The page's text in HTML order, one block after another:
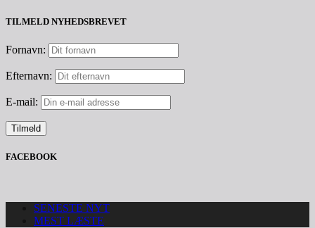
TILMELD NYHEDSBREVET
Fornavn:
Efternavn:
E-mail:
FACEBOOK
SENESTE NYT
MEST LÆSTE